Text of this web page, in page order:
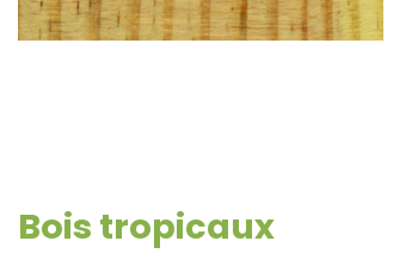
Bois tropicaux